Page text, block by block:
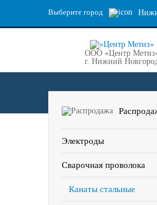
Выберите город
ООО «Центр
г. Нижний
Электроды
Сварочная проволока
Канаты стальные